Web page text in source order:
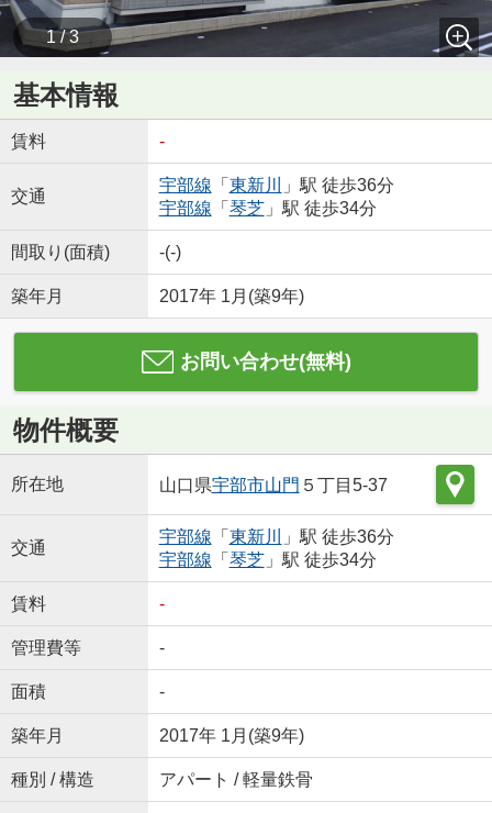
1 / 3
基本情報
賃料 -
交通
宇部線 「 東新川
」駅 徒歩36分
宇部線 「 琴芝」駅 徒歩34分
間取り(面積) -(-)
築年月 2017年 1月(築9年)
お問い合わせ(無料)
物件概要
所在地 山口県宇部市山門 ５丁目5-37
交通
宇部線 「 東新川
」駅 徒歩36分
宇部線 「 琴芝」駅 徒歩34分
賃料 -
管理費等 -
面積 -
築年月 2017年 1月(築9年)
種別 / 構造 アパート / 軽量鉄骨